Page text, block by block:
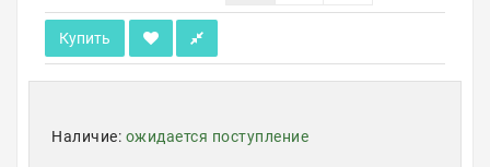
Купить
Наличие: ожидается поступление